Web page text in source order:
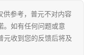
供参考，普元不对内容
。如有任何问题或意
元收到您的反馈后将及